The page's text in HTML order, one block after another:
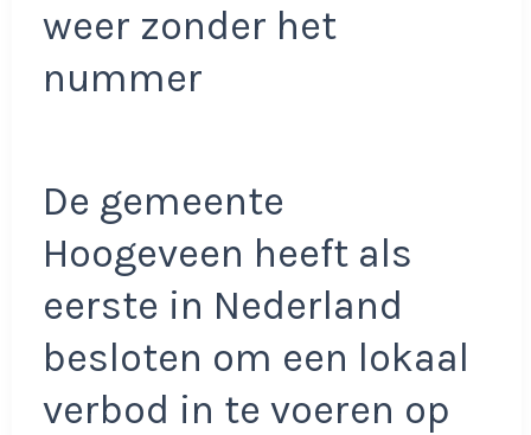
weer zonder het
nummer
De gemeente
Hoogeveen heeft als
eerste in Nederland
besloten om een lokaal
verbod in te voeren op